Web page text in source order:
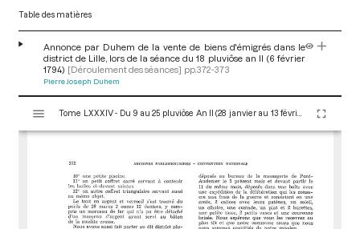
Table des matières
Annonce par Duhem de la vente de biens d'émigrés dans le
district de Lille, lors de la séance du 18 pluviôse an II (6 février
1794) [Déroulement des séances] pp.372-373
Pierre Joseph Duhem
s